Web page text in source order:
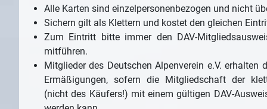
Alle Karten sind einzelpersonenbezogen und nicht
Sichern gilt als Klettern und kostet den gleichen
Zum Eintritt bitte immer den DAV-
mitführen.
Mitglieder des Deutschen Alpenverein e.V. erhalten
Ermäßigungen, sofern die Mitgliedschaft der
(nicht des Käufers!) mit einem gültigen DAV-